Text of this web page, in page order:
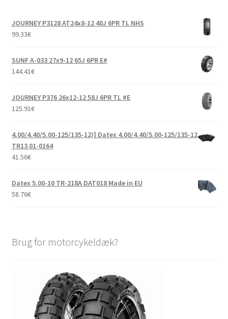
JOURNEY P3128 AT24x8-12 40J 6PR TL NHS
99.33€
SUNF A-033 27x9-12 65J 6PR E#
144.41€
JOURNEY P376 26x12-12 58J 6PR TL #E
125.91€
4.00/4.40/5.00-125/135-12)] Datex 4.00/4.40/5.00-125/135-12
TR13 01-0164
41.56€
Datex 5.00-10 TR-218A DAT018 Made in EU
58.76€
Brug for motorcykeldæk?